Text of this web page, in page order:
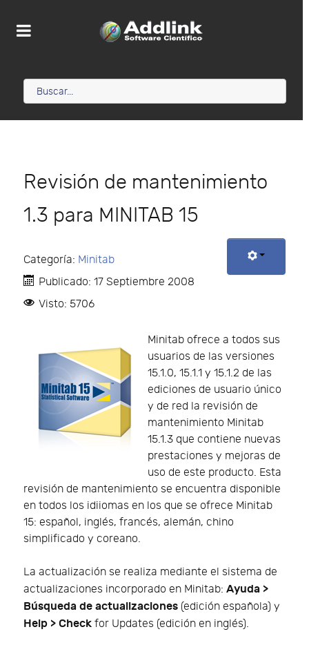
Revisión de mantenimiento
1.3 para MINITAB 15
Categoría: Minitab
Publicado: 17 Septiembre 2008
Visto: 5706
Minitab ofrece a todos sus
usuarios de las versiones
15.1.0, 15.1.1 y 15.1.2 de las
ediciones de usuario único
y de red la revisión de
mantenimiento Minitab
15.1.3 que contiene nuevas
prestaciones y mejoras de
uso de este producto. Esta
revisión de mantenimiento se encuentra disponible
en todos los idiiomas en los que se ofrece Minitab
15: español, inglés, francés, alemán, chino
simplificado y coreano.
La actualización se realiza mediante el sistema de
actualizaciones incorporado en Minitab: Ayuda >
Búsqueda de actualizaciones (edición española) y
Help > Check for Updates (edición en inglés).